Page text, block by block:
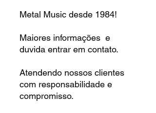
Metal Music desde 1984!
Maiores informações e
duvida entrar em contato.
Atendendo nossos clientes
com responsabilidade e
compromisso.